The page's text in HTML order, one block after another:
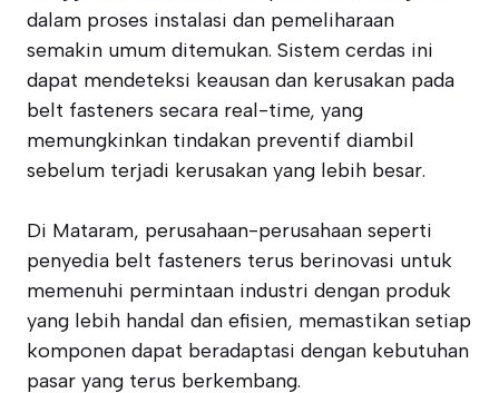
dalam proses instalasi dan pemeliharaan
semakin umum ditemukan. Sistem cerdas ini
dapat mendeteksi keausan dan kerusakan pada
belt fasteners secara real-time, yang
memungkinkan tindakan preventif diambil
sebelum terjadi kerusakan yang lebih besar.
Di Mataram, perusahaan-perusahaan seperti
penyedia belt fasteners terus berinovasi untuk
memenuhi permintaan industri dengan produk
yang lebih handal dan efisien, memastikan setiap
komponen dapat beradaptasi dengan kebutuhan
pasar yang terus berkembang.